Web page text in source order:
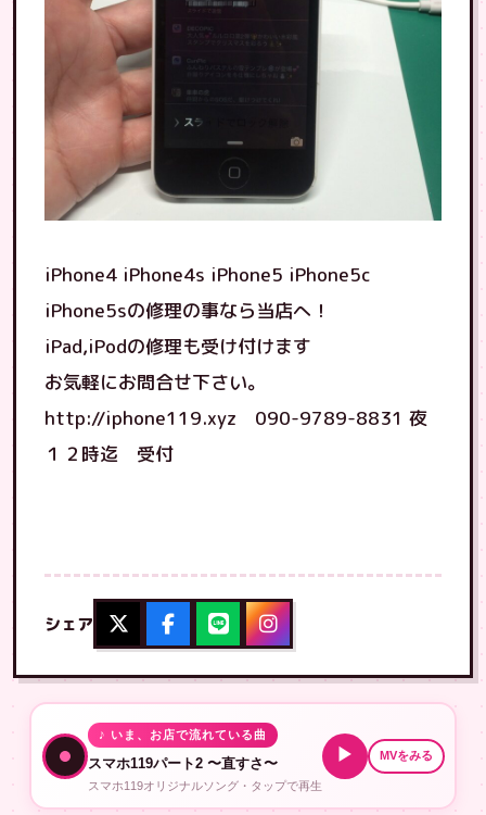
iPhone4 iPhone4s iPhone5 iPhone5c
iPhone5sの修理の事なら当店へ！
iPad,iPodの修理も受け付けます
お気軽にお問合せ下さい。
http://iphone119.xyz 090-9789-8831 夜
１２時迄 受付
シェア
♪ いま、お店で流れている曲
スマホ119パート2 〜直すさ〜
スマホ119オリジナルソング・タップで再生
▶ MVをみる